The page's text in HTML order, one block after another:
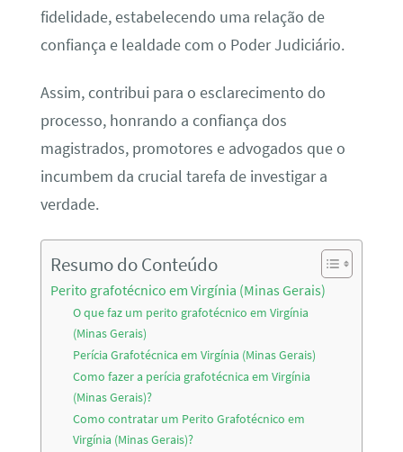
fidelidade, estabelecendo uma relação de
confiança e lealdade com o Poder Judiciário.
Assim, contribui para o esclarecimento do
processo, honrando a confiança dos
magistrados, promotores e advogados que o
incumbem da crucial tarefa de investigar a
verdade.
Resumo do Conteúdo
Perito grafotécnico em Virgínia (Minas Gerais)
O que faz um perito grafotécnico em Virgínia
(Minas Gerais)
Perícia Grafotécnica em Virgínia (Minas Gerais)
Como fazer a perícia grafotécnica em Virgínia
(Minas Gerais)?
Como contratar um Perito Grafotécnico em
Virgínia (Minas Gerais)?